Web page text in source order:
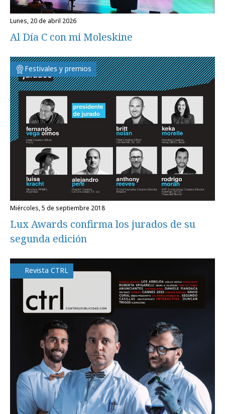
lunes, 20 de abril 2026
Al Día C con mi Moleskine
Festivales y premios
miércoles, 5 de septiembre 2018
Lux Awards confirma los jurados de su
segunda edición
Revista CTRL